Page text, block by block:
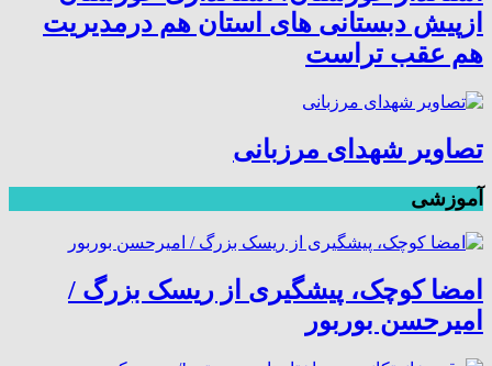
ازپیش دبستانی های استان هم درمدیریت
هم عقب تراست
تصاویر شهدای مرزبانی
آموزشی
امضا کوچک، پیشگیری از ریسک بزرگ /
امیرحسن بوربور